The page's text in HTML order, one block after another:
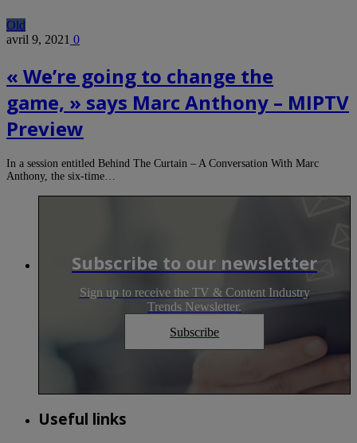
Old
avril 9, 2021 0
« We’re going to change the
game, » says Marc Anthony – MIPTV
Preview
In a session entitled Behind The Curtain – A Conversation With Marc
Anthony, the six-time…
Subscribe to our newsletter
Sign up to receive the TV & Content Industry
Trends Newsletter.
Subscribe
Useful links